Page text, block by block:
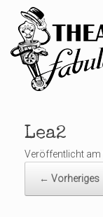
springen
Lea2
Veröffentlicht am
← Vorheriges